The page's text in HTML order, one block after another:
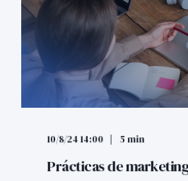
10/8/24 14:00 5 min
Prácticas de